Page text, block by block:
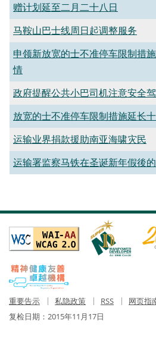
赠计划延至二月二十八日
马鞍山巴士线周日起调整服务
申领新放宽的士不准停车限制措
情
政府提醒公共小巴司机注意安全
放宽的士不准停车限制措施延长
运输业界捐款援助南亚海啸灾民
运输署监察马铁在圣诞新年假後
重要告示 私隐政策 RSS
网页指
复检日期： 2015年11月17日